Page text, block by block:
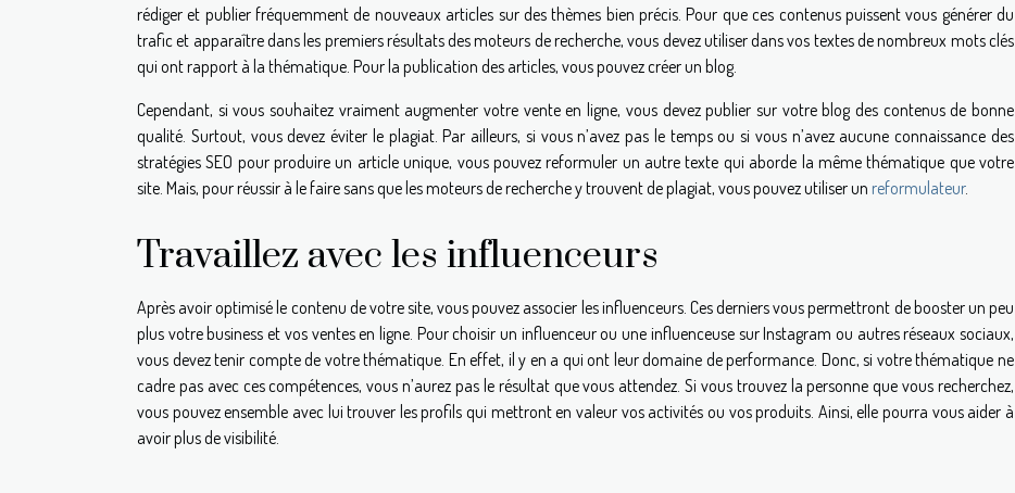
rédiger et publier fréquemment de nouveaux articles sur des thèmes bien précis. Pour que ces contenus puissent vous générer du
trafic et apparaître dans les premiers résultats des moteurs de recherche, vous devez utiliser dans vos textes de nombreux mots clés
qui ont rapport à la thématique. Pour la publication des articles, vous pouvez créer un blog.
Cependant, si vous souhaitez vraiment augmenter votre vente en ligne, vous devez publier sur votre blog des contenus de bonne
qualité. Surtout, vous devez éviter le plagiat. Par ailleurs, si vous n’avez pas le temps ou si vous n’avez aucune connaissance des
stratégies SEO pour produire un article unique, vous pouvez reformuler un autre texte qui aborde la même thématique que votre
site. Mais, pour réussir à le faire sans que les moteurs de recherche y trouvent de plagiat, vous pouvez utiliser un reformulateur.
Travaillez avec les influenceurs
Après avoir optimisé le contenu de votre site, vous pouvez associer les influenceurs. Ces derniers vous permettront de booster un peu
plus votre business et vos ventes en ligne. Pour choisir un influenceur ou une influenceuse sur Instagram ou autres réseaux sociaux,
vous devez tenir compte de votre thématique. En effet, il y en a qui ont leur domaine de performance. Donc, si votre thématique ne
cadre pas avec ces compétences, vous n’aurez pas le résultat que vous attendez. Si vous trouvez la personne que vous recherchez,
vous pouvez ensemble avec lui trouver les profils qui mettront en valeur vos activités ou vos produits. Ainsi, elle pourra vous aider à
avoir plus de visibilité.